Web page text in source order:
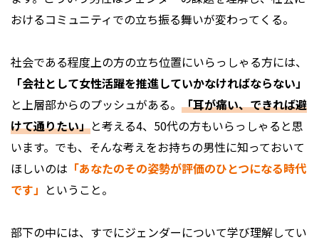
おけるコミュニティでの立ち振る舞いが変わってくる。
社会である程度上の方の立ち位置にいらっしゃる方には、
「会社として女性活躍を推進していかなければならない」
と上層部からのプッシュがある。 「耳が痛い、できれば避
けて通りたい」と考える4、50代の方もいらっしゃると思
います。でも、そんな考えをお持ちの男性に知っておいて
ほしいのは 「あなたのその姿勢が評価のひとつになる時代
です」 ということ。
部下の中には、すでにジェンダーについて学び理解してい